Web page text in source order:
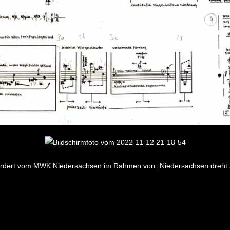
vom MWK Niedersachsen im Rahmen von „Niedersachsen dreht